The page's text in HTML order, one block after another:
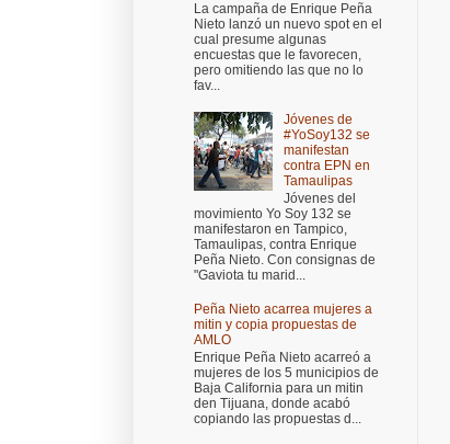
La campaña de Enrique Peña
Nieto lanzó un nuevo spot en el
cual presume algunas
encuestas que le favorecen,
pero omitiendo las que no lo
fav...
Jóvenes de
#YoSoy132 se
manifestan
contra EPN en
Tamaulipas
Jóvenes del
movimiento Yo Soy 132 se
manifestaron en Tampico,
Tamaulipas, contra Enrique
Peña Nieto. Con consignas de
"Gaviota tu marid...
Peña Nieto acarrea mujeres a
mitin y copia propuestas de
AMLO
Enrique Peña Nieto acarreó a
mujeres de los 5 municipios de
Baja California para un mitin
den Tijuana, donde acabó
copiando las propuestas d...